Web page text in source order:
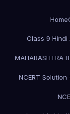
Home
Class 9 Hindi
MAHARASHTRA
NCERT Solution